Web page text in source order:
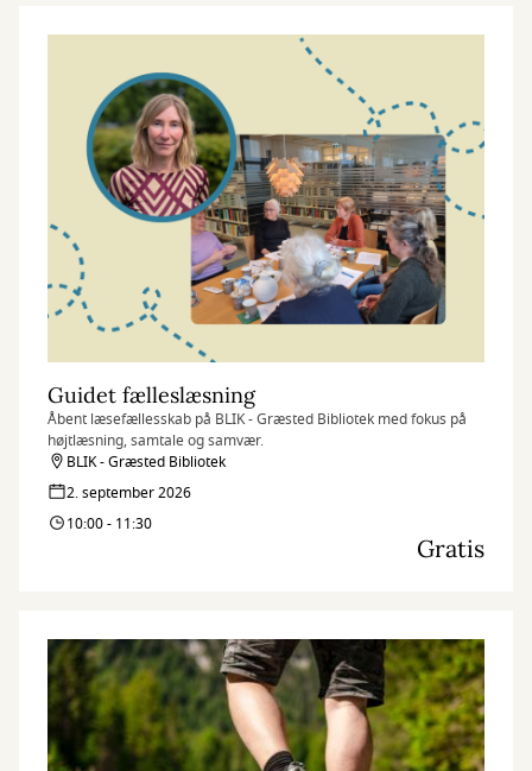
Guidet fælleslæsning
Åbent læsefællesskab på BLIK - Græsted Bibliotek med fokus på
højtlæsning, samtale og samvær.
BLIK - Græsted Bibliotek
2. september 2026
10:00 - 11:30
Gratis